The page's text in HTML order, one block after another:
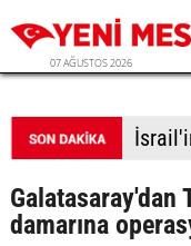
07 AĞUSTOS 2026
Türk
Galatasaray'dan
damarına